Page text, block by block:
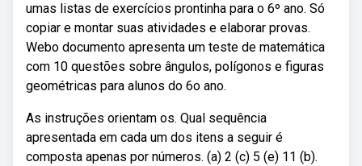
umas listas de exercícios prontinha para o 6º ano. Só
copiar e montar suas atividades e elaborar provas.
Webo documento apresenta um teste de matemática
com 10 questões sobre ângulos, polígonos e figuras
geométricas para alunos do 6o ano.
As instruções orientam os. Qual sequência
apresentada em cada um dos itens a seguir é
composta apenas por números. (a) 2 (c) 5 (e) 11 (b).